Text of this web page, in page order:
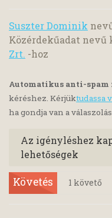
Suszter Dominik
Közérdekűadat nevű
Zrt. -hoz
Automatikus anti-spam
kéréshez. Kérjüktudassa
ha gondja van a
Az igényléshez
lehetőségek
Követés 1 követő